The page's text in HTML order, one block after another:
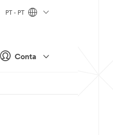
Conta
PT - PT